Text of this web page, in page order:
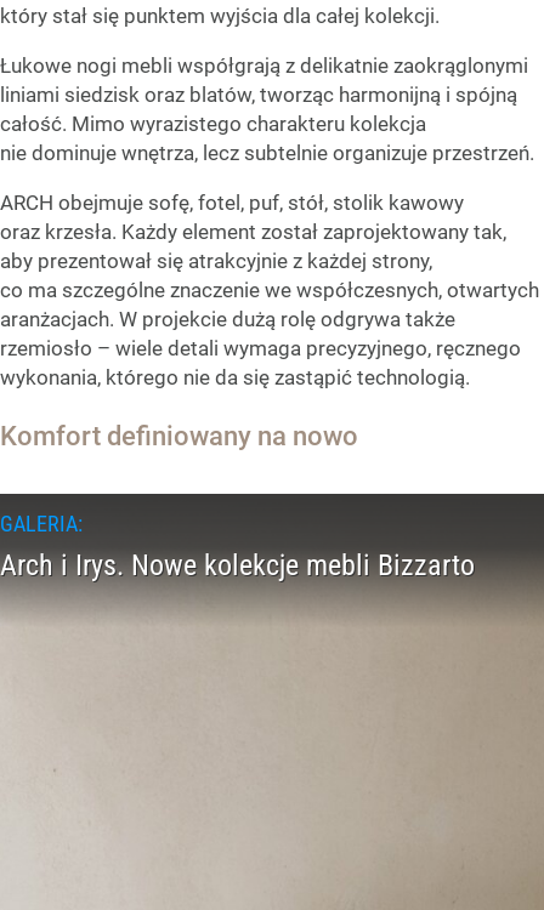
który stał się punktem wyjścia dla całej kolekcji.
Łukowe nogi mebli współgrają z delikatnie zaokrąglonymi
liniami siedzisk oraz blatów, tworząc harmonijną i spójną
całość. Mimo wyrazistego charakteru kolekcja
nie dominuje wnętrza, lecz subtelnie organizuje przestrzeń.
ARCH obejmuje sofę, fotel, puf, stół, stolik kawowy
oraz krzesła. Każdy element został zaprojektowany tak,
aby prezentował się atrakcyjnie z każdej strony,
co ma szczególne znaczenie we współczesnych, otwartych
aranżacjach. W projekcie dużą rolę odgrywa także
rzemiosło – wiele detali wymaga precyzyjnego, ręcznego
wykonania, którego nie da się zastąpić technologią.
Komfort definiowany na nowo